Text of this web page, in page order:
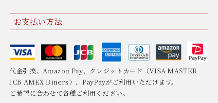
お支払い方法
代金引換、Amazon Pay、クレジットカード（VISA MASTER
JCB AMEX Diners）、PayPayがご利用いただけます。
ご希望に合わせて各種ご利用ください。